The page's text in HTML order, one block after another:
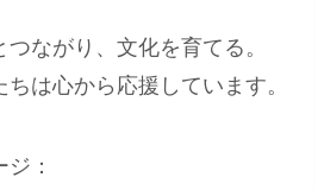
ながり、文化を育てる。
は心から応援しています。
：